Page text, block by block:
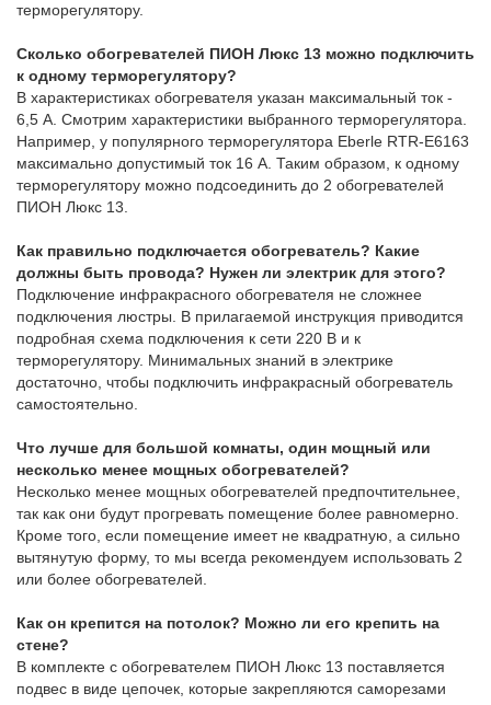
терморегулятору.
Сколько обогревателей ПИОН Люкс 13 можно подключить
к одному терморегулятору?
В характеристиках обогревателя указан максимальный ток -
6,5 А. Смотрим характеристики выбранного терморегулятора.
Например, у популярного терморегулятора Eberle RTR-E6163
максимально допустимый ток 16 А. Таким образом, к одному
терморегулятору можно подсоединить до 2 обогревателей
ПИОН Люкс 13.
Как правильно подключается обогреватель? Какие
должны быть провода? Нужен ли электрик для этого?
Подключение инфракрасного обогревателя не сложнее
подключения люстры. В прилагаемой инструкция приводится
подробная схема подключения к сети 220 В и к
терморегулятору. Минимальных знаний в электрике
достаточно, чтобы подключить инфракрасный обогреватель
самостоятельно.
Что лучше для большой комнаты, один мощный или
несколько менее мощных обогревателей?
Несколько менее мощных обогревателей предпочтительнее,
так как они будут прогревать помещение более равномерно.
Кроме того, если помещение имеет не квадратную, а сильно
вытянутую форму, то мы всегда рекомендуем использовать 2
или более обогревателей.
Как он крепится на потолок? Можно ли его крепить на
стене?
В комплекте с обогревателем ПИОН Люкс 13 поставляется
подвес в виде цепочек, которые закрепляются саморезами